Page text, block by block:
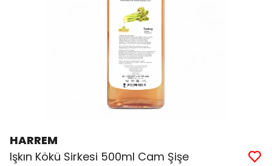
HARREM
Işkın Kökü Sirkesi 500ml Cam Şişe